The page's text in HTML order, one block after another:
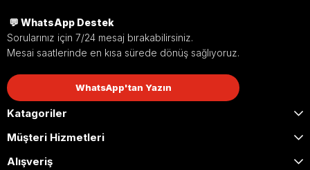
💬 WhatsApp Destek
Sorularınız için 7/24 mesaj bırakabilirsiniz.
Mesai saatlerinde en kısa sürede dönüş sağlıyoruz.
WhatsApp'tan Yazın
Katagoriler
Müşteri Hizmetleri
Alışveriş